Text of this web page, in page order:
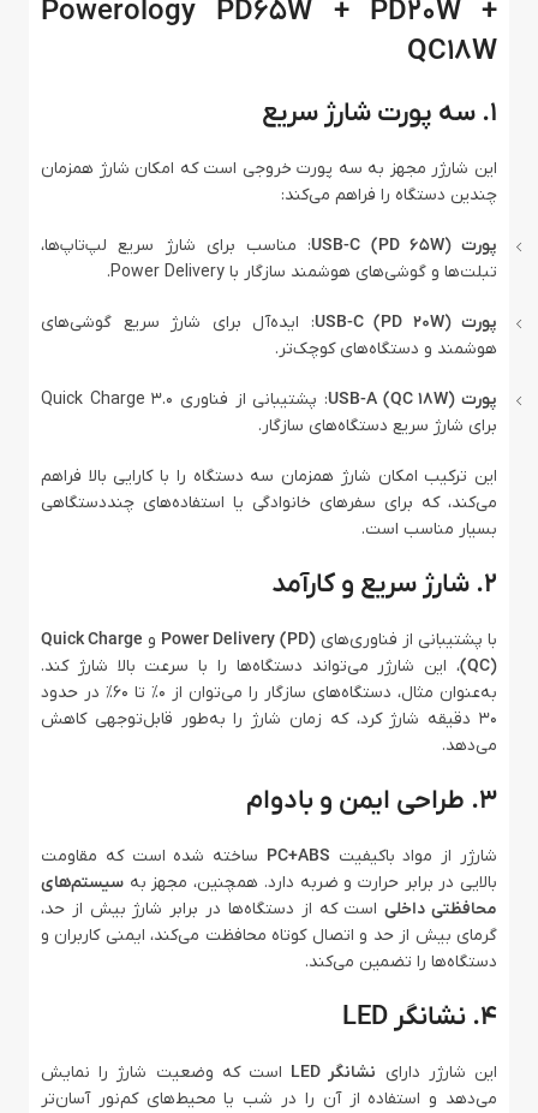
Powerology PD65W + PD20W +
QC18W
۱. سه پورت شارژ سریع
این شارژر مجهز به سه پورت خروجی است که امکان شارژ همزمان
چندین دستگاه را فراهم می‌کند:
پورت USB-C (PD 65W)
: مناسب برای شارژ سریع لپ‌تاپ‌ها،
تبلت‌ها و گوشی‌های هوشمند سازگار با Power Delivery.
پورت USB-C (PD 20W)
: ایده‌آل برای شارژ سریع گوشی‌های
هوشمند و دستگاه‌های کوچک‌تر.
پورت USB-A (QC 18W)
: پشتیبانی از فناوری Quick Charge 3.0
برای شارژ سریع دستگاه‌های سازگار.
این ترکیب امکان شارژ همزمان سه دستگاه را با کارایی بالا فراهم
می‌کند، که برای سفرهای خانوادگی یا استفاده‌های چنددستگاهی
بسیار مناسب است.
۲. شارژ سریع و کارآمد
با پشتیبانی از فناوری‌هایPower Delivery (PD) و Quick Charge
(QC)، این شارژر می‌تواند دستگاه‌ها را با سرعت بالا شارژ کند.
به‌عنوان مثال، دستگاه‌های سازگار را می‌توان از 0% تا 60% در حدود
30 دقیقه شارژ کرد، که زمان شارژ را به‌طور قابل‌توجهی کاهش
می‌دهد.
۳. طراحی ایمن و بادوام
شارژر از مواد باکیفیت PC+ABS ساخته شده است که مقاومت
بالایی در برابر حرارت و ضربه دارد. همچنین، مجهز به سیستم‌های
محافظتی داخلیاست که از دستگاه‌ها در برابر شارژ بیش از حد،
گرمای بیش از حد و اتصال کوتاه محافظت می‌کند، ایمنی کاربران و
دستگاه‌ها را تضمین می‌کند.
۴. نشانگر LED
این شارژر دارای نشانگر LED
است که وضعیت شارژ را نمایش
می‌دهد و استفاده از آن را در شب یا محیط‌های کم‌نور آسان‌تر